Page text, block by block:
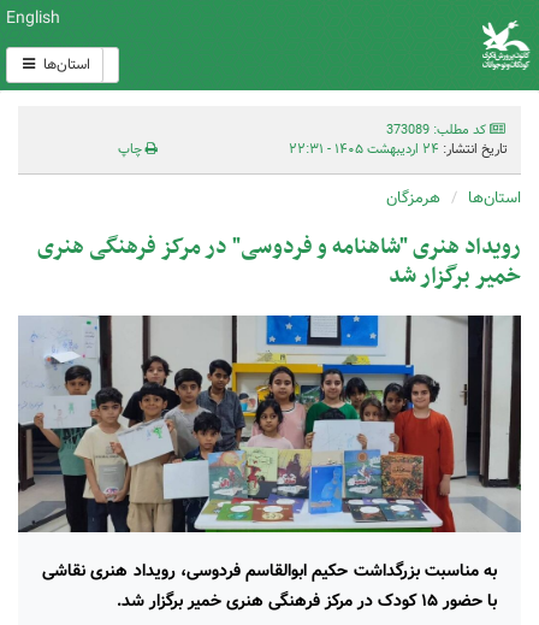
English
استان‌ها
کد مطلب: 373089
تاریخ انتشار: ۲۴ اردیبهشت ۱۴۰۵ - ۲۲:۳۱ چاپ
استان‌ها هرمزگان
رویداد هنری "شاهنامه و فردوسی" در مرکز فرهنگی هنری
خمیر برگزار شد
به مناسبت بزرگداشت حکیم ابوالقاسم فردوسی، رویداد هنری نقاشی
با حضور ۱۵ کودک در مرکز فرهنگی هنری خمیر برگزار شد.